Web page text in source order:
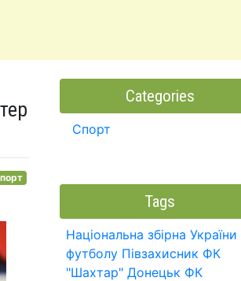
Categories
Спорт
Tags
Національна збірна України
футболу Півзахисник ФК
"Шахтар" Донецьк ФК